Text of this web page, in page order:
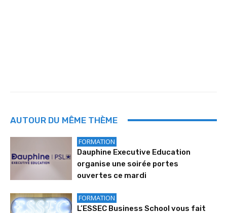
AUTOUR DU MÊME THÈME
FORMATION
Dauphine Executive Education
organise une soirée portes
ouvertes ce mardi
FORMATION
L’ESSEC Business School vous fait